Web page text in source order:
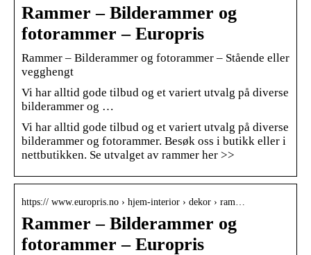
Rammer – Bilderammer og
fotorammer – Europris
Rammer – Bilderammer og fotorammer – Stående eller
vegghengt
Vi har alltid gode tilbud og et variert utvalg på diverse
bilderammer og …
Vi har alltid gode tilbud og et variert utvalg på diverse
bilderammer og fotorammer. Besøk oss i butikk eller i
nettbutikken. Se utvalget av rammer her >>
https:// www.europris.no › hjem-interior › dekor › ram…
Rammer – Bilderammer og
fotorammer – Europris